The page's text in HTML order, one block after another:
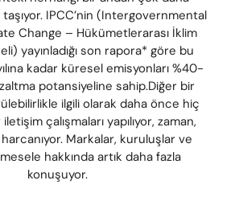
IPCC’nin (Intergovernmental
Change – Hükümetlerarası İklim
yayınladığı son rapora* göre bu
kadar küresel emisyonları %40-
potansiyeline sahip.Diğer bir
ilgili olarak daha önce hiç
çalışmaları yapılıyor, zaman,
Markalar, kuruluşlar ve
hakkında artık daha fazla
konuşuyor.